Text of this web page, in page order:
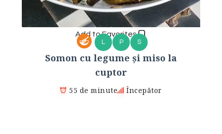
Add to Favorites
L P S
Somon cu legume și miso la
cuptor
55 de minute Începător